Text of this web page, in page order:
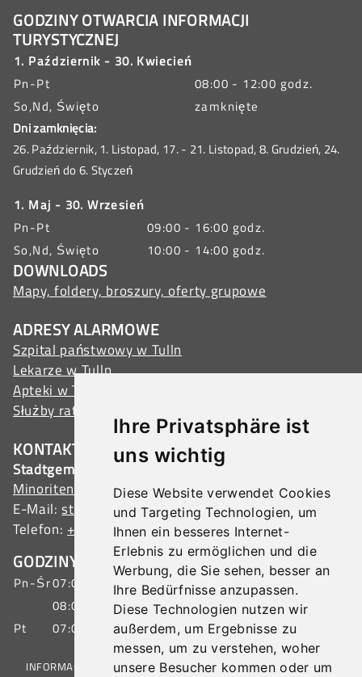
Ihre Privatsphäre ist
uns wichtig
Diese Website verwendet Cookies
und Targeting Technologien, um
Ihnen ein besseres Internet-
Erlebnis zu ermöglichen und die
Werbung, die Sie sehen, besser an
Ihre Bedürfnisse anzupassen.
Diese Technologien nutzen wir
außerdem, um Ergebnisse zu
messen, um zu verstehen, woher
unsere Besucher kommen oder um
GODZINY OTWARCIA INFORMACJI
TURYSTYCZNEJ
1. Październik - 30. Kwiecień
Pn-Pt
08:00 - 12:00 godz.
So,Nd, Święto
zamknięte
Dni zamknięcia:
26. Październik, 1. Listopad, 17. - 21. Listopad, 8. Grudzień, 24.
Grudzień do 6. Styczeń
1. Maj - 30. Wrzesień
Pn-Pt
09:00 - 16:00 godz.
So,Nd, Święto
10:00 - 14:00 godz.
DOWNLOADS
Mapy, foldery, broszury, oferty grupowe
ADRESY ALARMOWE
Szpital państwowy w Tulln
Lekarze w Tulln
Apteki w Tulln
Służby ratunkowe
KONTAKT
Stadtgemeinde Tulln
Minoritenplatz 1, 3430 Tulln, Austria
E-Mail:stadtamt@tulln.gv.at
Telefon:+43 (0) 2272 690-0
GODZINY OTWARCIA OBSŁUGA OBYWATELI
Pn-Śr07:00 - 15:30 godz.
08:00 - 19:00 godz.
Pt
07:00 - 12:00 godz.
INFORMACJE PRAWNE | OCHRONA DANYCH | MAPA STRONY